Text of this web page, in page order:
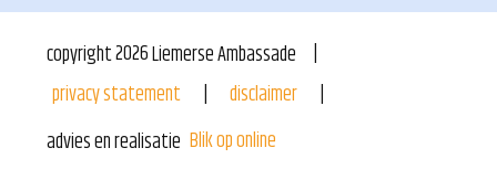
copyright2026Liemerse Ambassade
privacy statement
disclaimer
advies en realisatie Blik op online